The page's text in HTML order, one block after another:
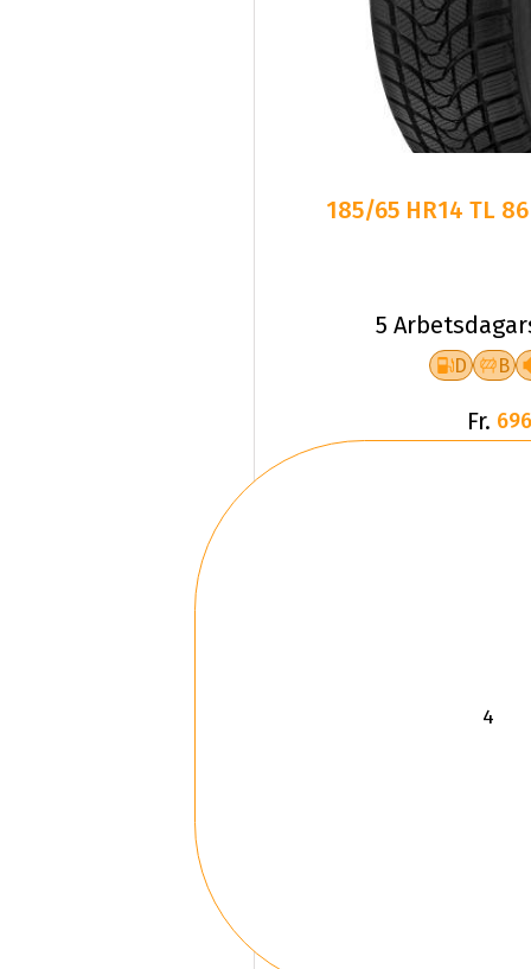
185/65 HR14 TL
5
D B
Fr.